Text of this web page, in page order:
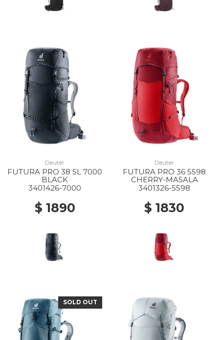
Deuter
FUTURA PRO 38 SL 7000
BLACK
3401426-7000
$ 1890
Deuter
FUTURA PRO 36 5598
CHERRY-MASALA
3401326-5598
$ 1830
SOLD OUT